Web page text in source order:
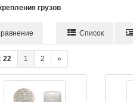
грузов
Список
22 1 2 »